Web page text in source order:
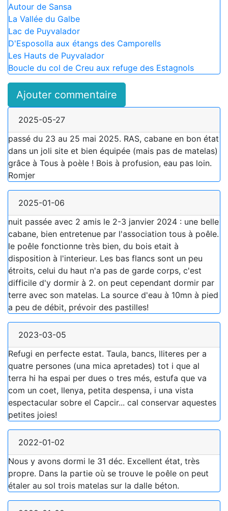
Autour de Sansa
La Vallée du Galbe
Lac de Puyvalador
D'Esposolla aux étangs des Camporells
Les Hauts de Puyvalador
Boucle du col de Creu aux refuge des Estagnols
Ajouter commentaire
2025-05-27
passé du 23 au 25 mai 2025. RAS, cabane en bon état
dans un joli site et bien équipée (mais pas de matelas)
grâce à Tous à poèle ! Bois à profusion, eau pas loin.
Romjer
2025-01-06
nuit passée avec 2 amis le 2-3 janvier 2024 : une belle
cabane, bien entretenue par l'association tous à poêle.
le poêle fonctionne très bien, du bois etait à
disposition à l'interieur. Les bas flancs sont un peu
étroits, celui du haut n'a pas de garde corps, c'est
difficile d'y dormir à 2. on peut cependant dormir par
terre avec son matelas. La source d'eau à 10mn à pied
a peu de débit, prévoir des pastilles!
2023-03-05
Refugi en perfecte estat. Taula, bancs, lliteres per a
quatre persones (una mica apretades) tot i que al
terra hi ha espai per dues o tres més, estufa que va
com un coet, llenya, petita despensa, i una vista
espectacular sobre el Capcir... cal conservar aquestes
petites joies!
2022-01-02
Nous y avons dormi le 31 déc. Excellent état, très
propre. Dans la partie où se trouve le poêle on peut
étaler au sol trois matelas sur la dalle béton.